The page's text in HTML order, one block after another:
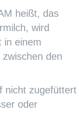
heißt, das
wird
in einem
den
nicht zugefüttert
oder